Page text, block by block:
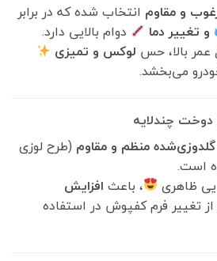
و مقاوم انتخاب شده که در برابر
و تغییر دما
دوام بالایی دارد.
عمر بالا، حس لوکس و تمیزی
می‌بخشد.
دوخت چندلایه
منظم و مقاوم (طرح لوزی
است.
ظاهری
، باعث افزایش
تغییر فرم کفپوش در استفاده